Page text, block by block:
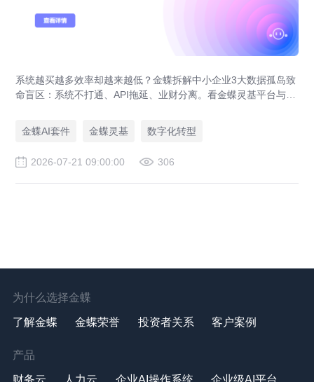
系统越买越多效率却越来越低？金蝶拆解中小企业3大数据孤岛致
命盲区：系统不打通、API拖延、业财分离。看金蝶灵基平台与金
金蝶AI套件
金蝶灵基 数字化转型
2026-07-21 09:00:00 306
为什么选择金蝶
了解金蝶 金蝶荣誉 投资者关系 客户案例
产品
财务云 人力云 企业AI操作系统 企业级AI平台